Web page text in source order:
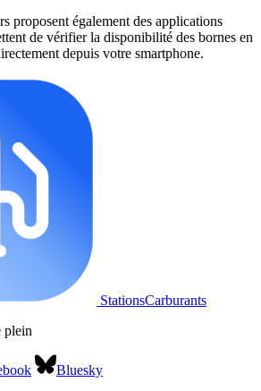
proposent également des applications
de vérifier la disponibilité des bornes en
depuis votre smartphone.
StationsCarburants
plein
Bluesky